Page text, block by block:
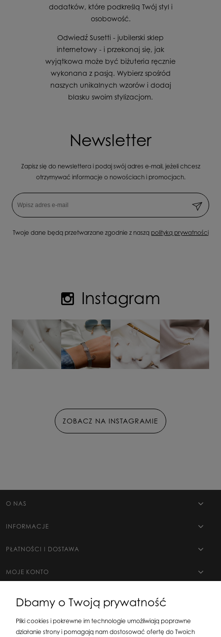
dodatków, które podkreślą Twój styl i
osobowość.
Odwiedź Susetti - jubilerski sklep
internetowy - i przekonaj się, jak
wyjątkowa może być biżuteria ręcznie
wykonana z pasją. Wybierz spośród
naszych unikalnych wzorów i dodaj
blasku swoim stylizacjom.
Newsletter
Zapisz się do newslettera i podaj swój adres e-mail, jeżeli chcesz
otrzymywać informacje o nowościach i promocjach.
Twoje dane będą przetwarzane zgodnie z naszą polityką prywatności
Instagram
ZOBACZ NA INSTAGRAMIE
O NAS
INFORMACJE
PŁATNOŚCI I DOSTAWA
MOJE KONTO
Dbamy o Twoją prywatność
Pliki cookies i pokrewne im technologie umożliwiają poprawne
działanie strony i pomagają nam dostosować ofertę do Twoich